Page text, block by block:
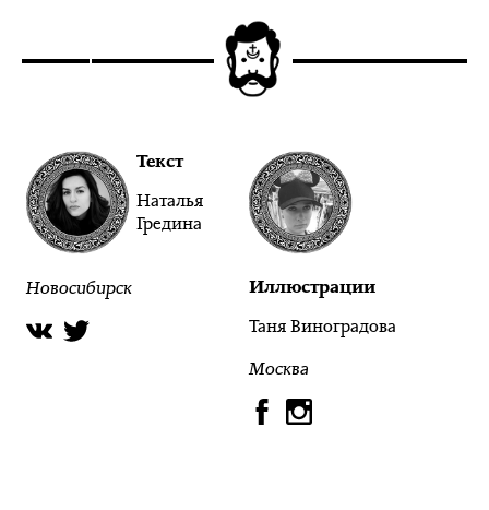
Текст
Наталья
Гредина
Новосибирск Иллюстрации
Таня Виноградова
Москва